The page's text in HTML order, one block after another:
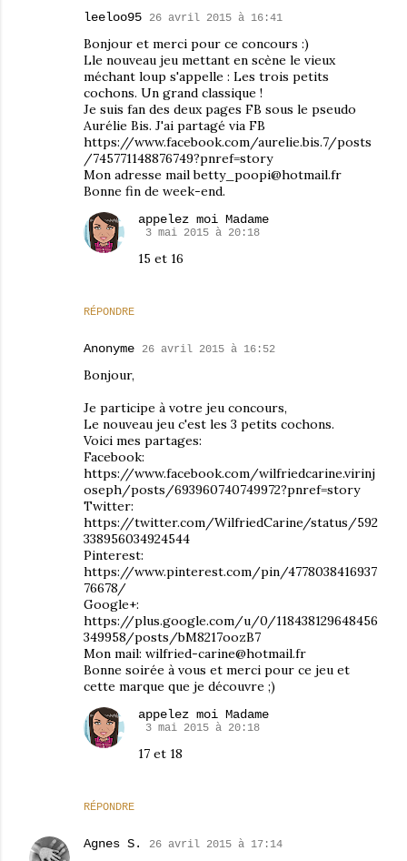
leeloo95 26 avril 2015 à 16:41
Bonjour et merci pour ce concours :)
Lle nouveau jeu mettant en scène le vieux
méchant loup s'appelle : Les trois petits
cochons. Un grand classique !
Je suis fan des deux pages FB sous le pseudo
Aurélie Bis. J'ai partagé via FB
https://www.facebook.com/aurelie.bis.7/posts
/745771148876749?pnref=story
Mon adresse mail betty_poopi@hotmail.fr
Bonne fin de week-end.
RÉPONDRE
appelez moi Madame
3 mai 2015 à 20:18
15 et 16
Anonyme 26 avril 2015 à 16:52
Bonjour,
Je participe à votre jeu concours,
Le nouveau jeu c'est les 3 petits cochons.
Voici mes partages:
Facebook:
https://www.facebook.com/wilfriedcarine.virinj
oseph/posts/693960740749972?pnref=story
Twitter:
https://twitter.com/WilfriedCarine/status/592
338956034924544
Pinterest:
https://www.pinterest.com/pin/4778038416937
76678/
Google+:
https://plus.google.com/u/0/118438129648456
349958/posts/bM8217oozB7
Mon mail: wilfried-carine@hotmail.fr
Bonne soirée à vous et merci pour ce jeu et
cette marque que je découvre ;)
RÉPONDRE
appelez moi Madame
3 mai 2015 à 20:18
17 et 18
Agnes S. 26 avril 2015 à 17:14